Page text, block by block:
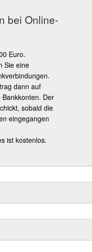
bei Online-
Euro.
Sie eine
dann auf
Der
sobald die
eingegangen
ist kostenlos.